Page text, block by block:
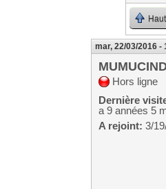
Haut
mar, 22/03/2016 -
Hors ligne
Dernière
a 9 années 5
A rejoint: 3/